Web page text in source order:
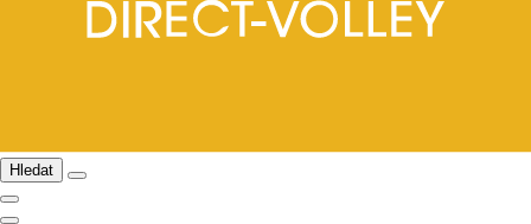
Hledat